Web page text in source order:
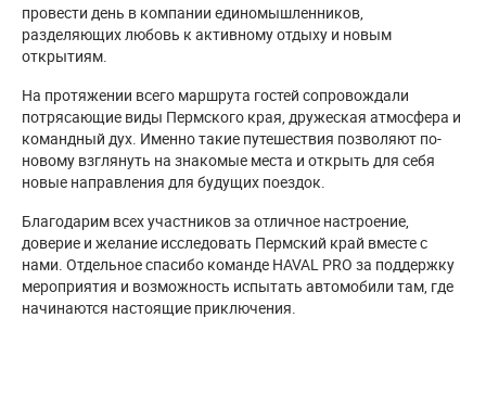
провести день в компании единомышленников,
разделяющих любовь к активному отдыху и новым
открытиям.
На протяжении всего маршрута гостей сопровождали
потрясающие виды Пермского края, дружеская атмосфера и
командный дух. Именно такие путешествия позволяют по-
новому взглянуть на знакомые места и открыть для себя
новые направления для будущих поездок.
Благодарим всех участников за отличное настроение,
доверие и желание исследовать Пермский край вместе с
нами. Отдельное спасибо команде HAVAL PRO за поддержку
мероприятия и возможность испытать автомобили там, где
начинаются настоящие приключения.